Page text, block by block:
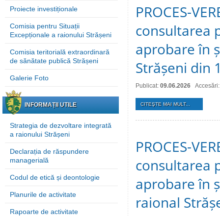
Proiecte investiționale
Comisia pentru Situații
Excepționale a raionului Strășeni
Comisia teritorială extraordinară
de sănătate publică Strășeni
Galerie Foto
INFORMAȚII UTILE
Strategia de dezvoltare integrată
a raionului Strășeni
Declarația de răspundere
managerială
Codul de etică și deontologie
Planurile de activitate
Rapoarte de activitate
PROCES-
consultarea
aprobare în
Strășeni din
Publicat: 09.06.2026
CITEŞTE MAI MULT...
PROCES-
consultarea
aprobare în
raional